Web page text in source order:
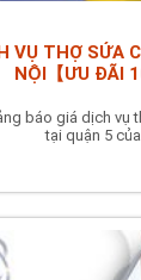
VỤ THỢ SỬA
NỘI【ƯU ĐÃI
báo giá dịch vụ
tại quận 5 của...